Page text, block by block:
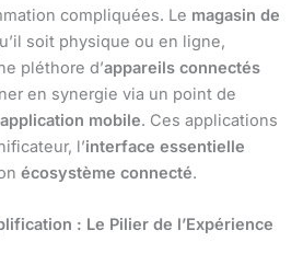
compliquées. Le magasin de
soit physique ou en ligne,
pléthore d’appareils connectés
en synergie via un point de
application mobile. Ces applications
l’interface essentielle
écosystème connecté.
: Le Pilier de l’Expérience